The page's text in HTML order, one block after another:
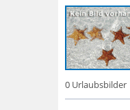
0 Urlaubsbilder